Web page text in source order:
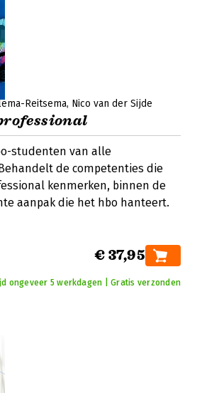
Reitsema Nico van der Sijde
studenten van alle
de competenties die
kenmerken, binnen de
aanpak die het hbo hanteert.
€ 37,95
ongeveer 5 werkdagen | Gratis verzonden